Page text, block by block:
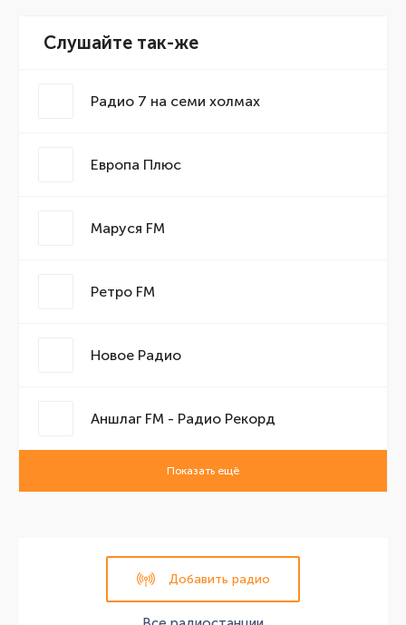
Слушайте так-же
Радио 7 на семи холмах
Европа Плюс
Маруся FM
Ретро FM
Новое Радио
Аншлаг FM - Радио Рекорд
Показать ещё
Добавить радио